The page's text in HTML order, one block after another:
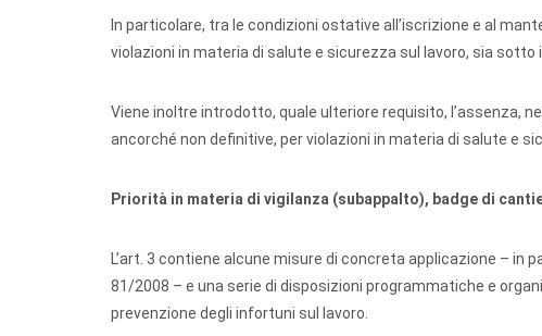
In particolare, tra le condizioni ostative all’iscrizione e al
violazioni in materia di salute e sicurezza sul lavoro, sia sotto
Viene inoltre introdotto, quale ulteriore requisito, l’assenza,
ancorché non definitive, per violazioni in materia di salute e
Priorità in materia di vigilanza (subappalto), badge di
L’art. 3 contiene alcune misure di concreta applicazione – in
81/2008 – e una serie di disposizioni programmatiche e
prevenzione degli infortuni sul lavoro.